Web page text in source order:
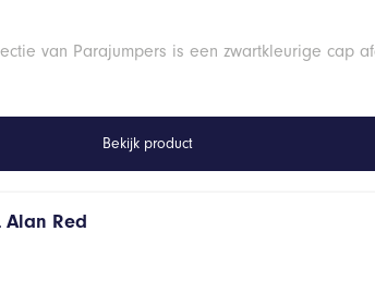
van Parajumpers is een zwartkleurige cap
Bekijk product
Alan Red